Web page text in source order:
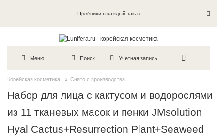
Пробники в каждый заказ
Меню Поиск Учетная запись
Корейская косметика Снято с производства
Набор для лица с кактусом и водорослями
из 11 тканевых масок и пенки JMsolution
Hyal Cactus+Resurrection Plant+Seaweed